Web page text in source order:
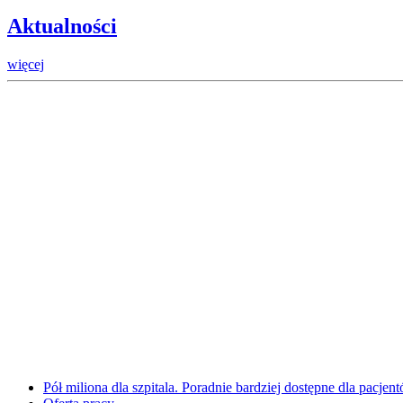
Aktualności
więcej
Pół miliona dla szpitala. Poradnie bardziej dostępne dla